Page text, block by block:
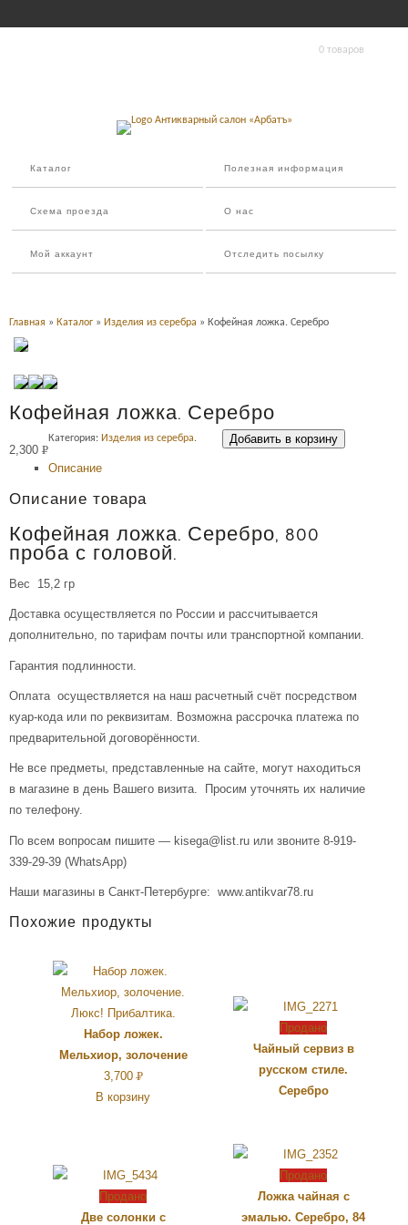
0 товаров
Каталог Полезная информация
Схема проезда О нас
Мой аккаунт Отследить посылку
Главная » Каталог » Изделия из серебра » Кофейная ложка. Серебро
Кофейная ложка. Серебро
2,300 Р
УБ.
Добавить в корзину
Категория: Изделия из серебра.
Описание
Описание товара
Кофейная ложка. Серебро, 800
проба с головой.
Вес 15,2 гр
Доставка осуществляется по России и рассчитывается
дополнительно, по тарифам почты или транспортной компании.
Гарантия подлинности.
Оплата осуществляется на наш расчетный счёт посредством
куар-кода или по реквизитам. Возможна рассрочка платежа по
предварительной договорённости.
Не все предметы, представленные на сайте, могут находиться
в магазине в день Вашего визита. Просим уточнять их наличие
по телефону.
По всем вопросам пишите — kisega@list.ru или звоните 8-919-
339-29-39 (WhatsApp)
Наши магазины в Санкт-Петербурге: www.antikvar78.ru
Похожие продукты
Набор ложек.
Мельхиор, золочение
3,700Р
УБ.
В корзину
Продано
Чайный сервиз в
русском стиле.
Серебро
Продано
Две солонки с
Продано
Ложка чайная с
эмалью. Серебро, 84